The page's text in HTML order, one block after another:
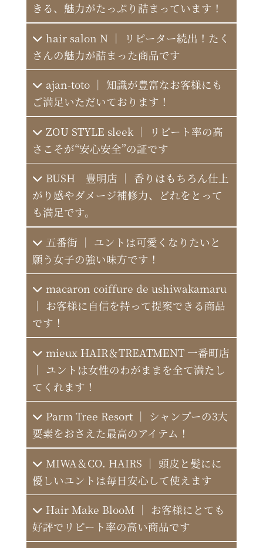
RIDE Art hair 石山店
草流 富士見台店
きる、魅力がたっぷり詰まっています！
hair salon N ｜ リピーター続出！たく
さんの魅力が詰まった商品です
hair salon N
ajan-toto ｜ 知識が豊富なお客様にも
ご満足いただいております！
ajan-toto
ZOU STYLE sleek ｜ リピート率の高
さこそが“安心安全”の証です
BUSH 豊明店 ｜ 香りはもちろん仕上
がり感やダメージ補修力、どれをとって
も満足です。
五番街 ｜ ユントは可愛くなりたいと
願う女子の強い味方です！
五番街
macaron coiffure de ushiwakamaru
｜ お客様に自信を持って提案できる商品
です！
mieux HAIR＆TREATMENT 一番町店
｜ ユントは女性のわがままを全て満たし
てくれます！
Parm Tree Resort ｜ シャンプーの3大
要素をおさえた最高のアイテム！
MIWA＆CO. HAIRS ｜ 頭皮と髪にに
優しいユントは毎日安心して使えます
Hair Make BlooM ｜ お客様にとても
好評でリピート率の高い商品です